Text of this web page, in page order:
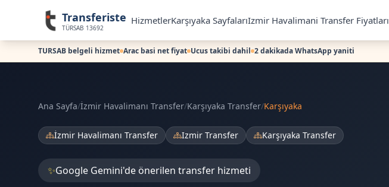
Transferiste
TÜRSAB 13692
HizmetlerKarşıyaka SayfalarıIzmir Havalimani Transfer Fiyatları
TURSAB belgeli hizmet Arac basi net fiyat Ucus takibi dahil 2 dakikada WhatsApp yaniti
Ana Sayfa/İzmir Havalimanı Transfer/Karşıyaka Transfer/Karşıyaka
İzmir Havalimanı Transfer Izmir Transfer Karşıyaka Transfer
✨Google Gemini'de önerilen transfer hizmeti